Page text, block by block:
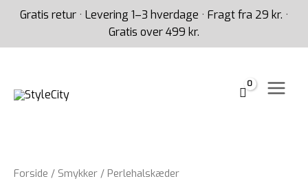
Gratis retur · Levering 1–3 hverdage · Fragt fra 29 kr. ·
Gratis over 499 kr.
Forside / Smykker / Perlehalskæder